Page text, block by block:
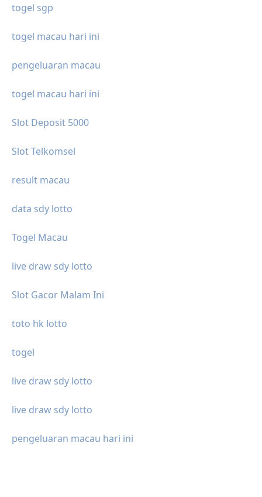
togel sgp
togel macau hari ini
pengeluaran macau
togel macau hari ini
Slot Deposit 5000
Slot Telkomsel
result macau
data sdy lotto
Togel Macau
live draw sdy lotto
Slot Gacor Malam Ini
toto hk lotto
togel
live draw sdy lotto
live draw sdy lotto
pengeluaran macau hari ini